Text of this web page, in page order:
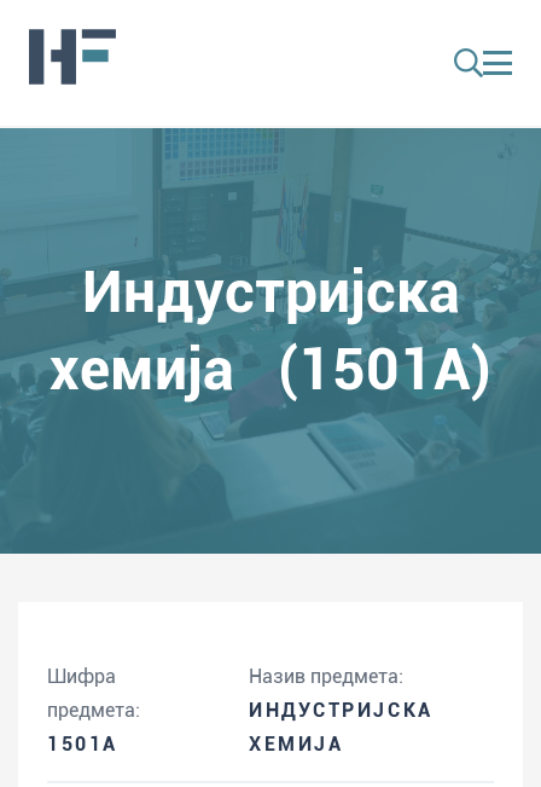
Индустријска
хемија (1501A)
Шифра
предмета:
1501A
Назив предмета:
ИНДУСТРИЈСКА
ХЕМИЈА